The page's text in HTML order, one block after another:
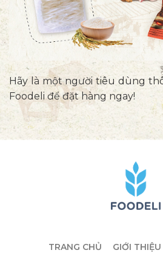
Hãy là một người tiêu dùng
Foodeli để đặt hàng ngay!
TRANG CHỦ GIỚI THIỆU